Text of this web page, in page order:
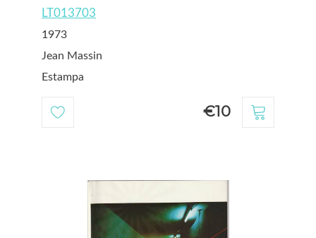
LT013703
1973
Jean Massin
Estampa
€10